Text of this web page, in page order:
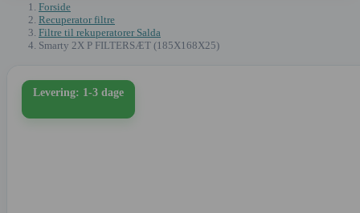
Forside
Recuperator filtre
Filtre til rekuperatorer Salda
Smarty 2X P FILTERSÆT (185X168X25)
Levering: 1-3 dage